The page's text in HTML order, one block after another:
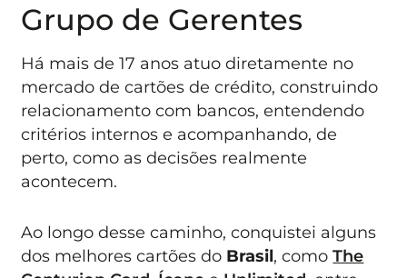
Grupo de Gerentes
Há mais de 17 anos atuo diretamente no
mercado de cartões de crédito, construindo
relacionamento com bancos, entendendo
critérios internos e acompanhando, de
perto, como as decisões realmente
acontecem.
Ao longo desse caminho, conquistei alguns
dos melhores cartões do Brasil, comoThe